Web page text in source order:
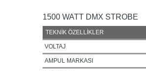
1500 WATT DMX STROBE
TEKNİK ÖZELLİKLER
VOLTAJ
AMPUL MARKASI